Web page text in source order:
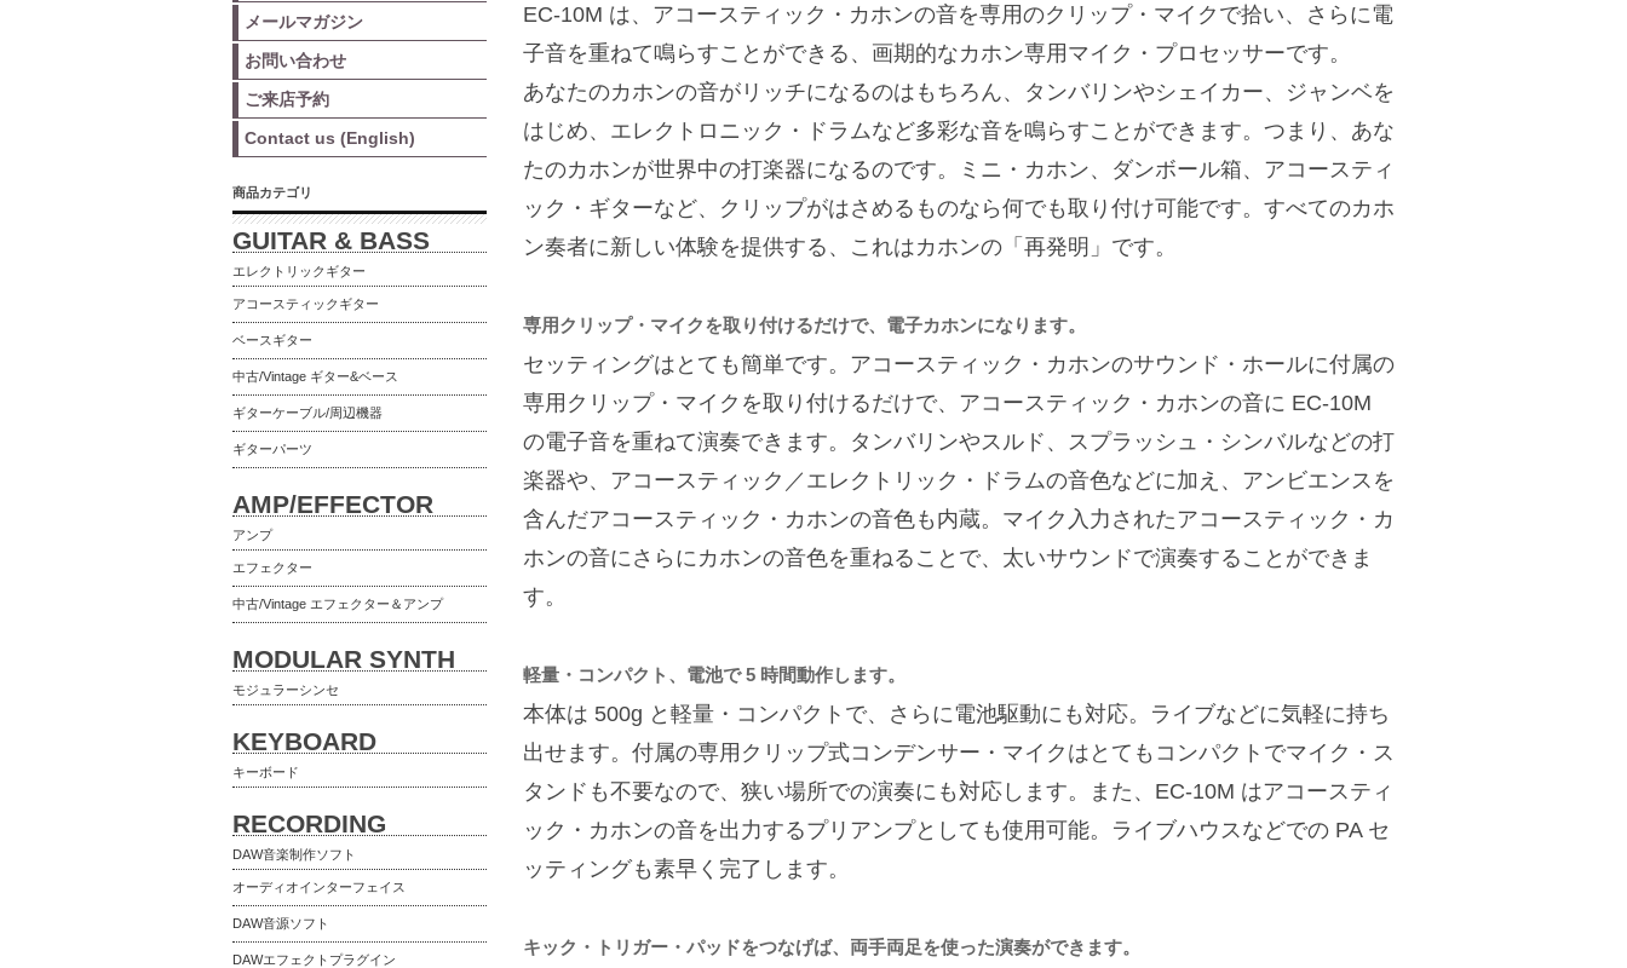
EC-10M は、アコースティック・カホンの音を専用のクリップ・マイクで拾い、さらに電
子音を重ねて鳴らすことができる、画期的なカホン専用マイク・プロセッサーです。
あなたのカホンの音がリッチになるのはもちろん、タンバリンやシェイカー、ジャンベを
はじめ、エレクトロニック・ドラムなど多彩な音を鳴らすことができます。つまり、あな
たのカホンが世界中の打楽器になるのです。ミニ・カホン、ダンボール箱、アコースティ
ック・ギターなど、クリップがはさめるものなら何でも取り付け可能です。すべてのカホ
ン奏者に新しい体験を提供する、これはカホンの「再発明」です。
専用クリップ・マイクを取り付けるだけで、電子カホンになります。
セッティングはとても簡単です。アコースティック・カホンのサウンド・ホールに付属の
専用クリップ・マイクを取り付けるだけで、アコースティック・カホンの音に EC-10M
の電子音を重ねて演奏できます。タンバリンやスルド、スプラッシュ・シンバルなどの打
楽器や、アコースティック／エレクトリック・ドラムの音色などに加え、アンビエンスを
含んだアコースティック・カホンの音色も内蔵。マイク入力されたアコースティック・カ
ホンの音にさらにカホンの音色を重ねることで、太いサウンドで演奏することができま
す。
軽量・コンパクト、電池で 5 時間動作します。
本体は 500g と軽量・コンパクトで、さらに電池駆動にも対応。ライブなどに気軽に持ち
出せます。付属の専用クリップ式コンデンサー・マイクはとてもコンパクトでマイク・ス
タンドも不要なので、狭い場所での演奏にも対応します。また、EC-10M はアコースティ
ック・カホンの音を出力するプリアンプとしても使用可能。ライブハウスなどでの PA セ
ッティングも素早く完了します。
キック・トリガー・パッドをつなげば、両手両足を使った演奏ができます。
メールマガジン
お問い合わせ
ご来店予約
Contact us (English)
商品カテゴリ
GUITAR & BASS
エレクトリックギター
アコースティックギター
ベースギター
中古/Vintage ギター&ベース
ギターケーブル/周辺機器
ギターパーツ
AMP/EFFECTOR
アンプ
エフェクター
中古/Vintage エフェクター＆アンプ
MODULAR SYNTH
モジュラーシンセ
KEYBOARD
キーボード
RECORDING
DAW音楽制作ソフト
オーディオインターフェイス
DAW音源ソフト
DAWエフェクトプラグイン